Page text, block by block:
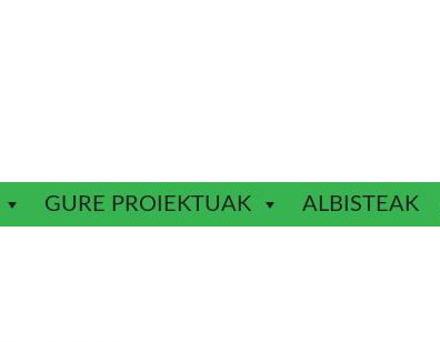
GURE PROIEKTUAK ALBISTEAK